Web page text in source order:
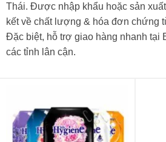
Thái. Được nhập khẩu hoặc sản
kết về chất lượng & hóa đơn chứng
Đặc biệt, hỗ trợ giao hàng nhanh tại
các tỉnh lân cận.